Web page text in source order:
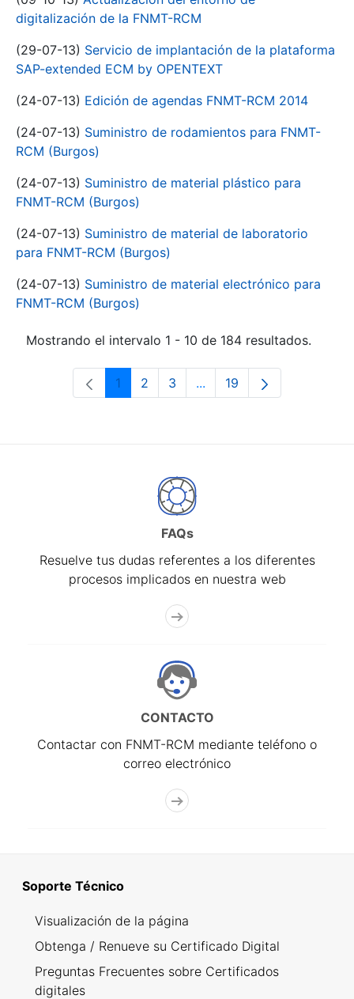
digitalización de la FNMT-RCM
(29-07-13) Servicio de implantación de la plataforma
SAP-extended ECM by OPENTEXT
(24-07-13) Edición de agendas FNMT-RCM 2014
(24-07-13) Suministro de rodamientos para FNMT-
RCM (Burgos)
(24-07-13) Suministro de material plástico para
FNMT-RCM (Burgos)
(24-07-13) Suministro de material de laboratorio
para FNMT-RCM (Burgos)
(24-07-13) Suministro de material electrónico para
FNMT-RCM (Burgos)
Mostrando el intervalo 1 - 10 de 184 resultados.
Página
1 Página
2 Página
3 ...Páginas intermedias Use
Página
19
FAQs
Resuelve tus dudas referentes a los diferentes
procesos implicados en nuestra web
CONTACTO
Contactar con FNMT-RCM mediante teléfono o
correo electrónico
Soporte Técnico
Visualización de la página
Obtenga / Renueve su Certificado Digital
Preguntas Frecuentes sobre Certificados
digitales